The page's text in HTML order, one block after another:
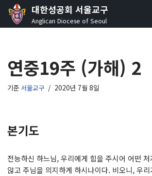
콘
로
건
너
대한성공회 서울교구
Anglican Diocese of Seoul
연중19주 (가해) 2
기준 서울교구 2020년 7월 8일
본기도
전능하신 하느님, 우리에게 힘을 주시어 어떤
않고 주님을 의지하게 하시나이다. 비오니, 우